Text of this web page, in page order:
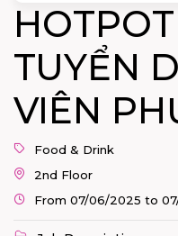
TUYỂN
VIÊN
Food & Drink
2nd Floor
From 07/06/2025 to